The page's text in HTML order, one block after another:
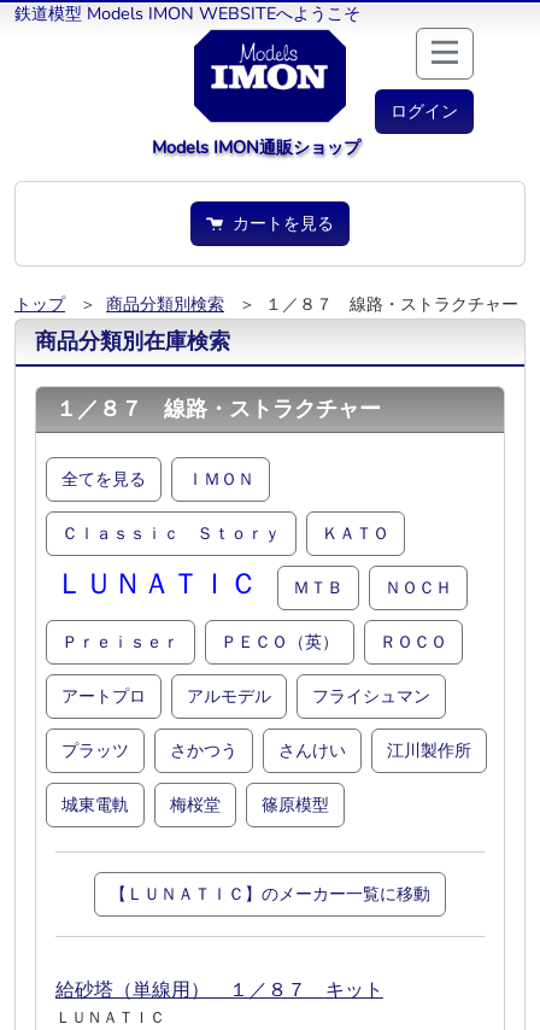
鉄道模型 Models IMON WEBSITEへようこそ
ログイン
Models IMON通販ショップ
カートを見る
トップ ＞ 商品分類別検索 ＞ １／８７ 線路・ストラクチャー
商品分類別在庫検索
１／８７ 線路・ストラクチャー
全てを見る ＩＭＯＮ
Ｃｌａｓｓｉｃ Ｓｔｏｒｙ ＫＡＴＯ
ＬＵＮＡＴＩＣ ＭＴＢ ＮＯＣＨ
Ｐｒｅｉｓｅｒ ＰＥＣＯ（英） ＲＯＣＯ
アートプロ アルモデル フライシュマン
プラッツ さかつう さんけい 江川製作所
城東電軌 梅桜堂 篠原模型
【ＬＵＮＡＴＩＣ】のメーカー一覧に移動
給砂塔（単線用） １／８７ キット
ＬＵＮＡＴＩＣ